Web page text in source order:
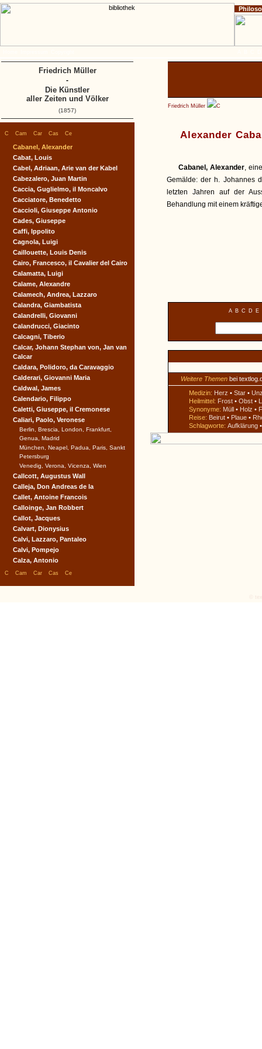
Friedrich Müller C
Alexander
Cabanel, Alexander,
Gemälde: der h. Johannes
letzten Jahren auf der
Behandlung mit einem
A B C D E
Weitere Themen bei
Medizin: Herz • Star •
Heilmittel: Frost • Obst •
Synonyme: Müll • Holz •
Reise: Beirut • Plaue •
Schlagworte: Aufklärung
C Cam Car Cas Ce
Cabanel, Alexander
Cabat, Louis
Cabel, Adriaan, Arie van der Kabel
Cabezalero, Juan Martin
Caccia, Guglielmo, il Moncalvo
Cacciatore, Benedetto
Caccioli, Giuseppe Antonio
Cades, Giuseppe
Caffi, Ippolito
Cagnola, Luigi
Caillouette, Louis Denis
Cairo, Francesco, il Cavalier del Cairo
Calamatta, Luigi
Calame, Alexandre
Calamech, Andrea, Lazzaro
Calandra, Giambatista
Calandrelli, Giovanni
Calandrucci, Giacinto
Calcagni, Tiberio
Calcar, Johann Stephan von, Jan van
Calcar
Caldara, Polidoro, da Caravaggio
Calderari, Giovanni Maria
Caldwal, James
Calendario, Filippo
Caletti, Giuseppe, il Cremonese
Caliari, Paolo, Veronese
Berlin, Brescia, London, Frankfurt,
Genua, Madrid
München, Neapel, Padua, Paris, Sankt
Petersburg
Venedig, Verona, Vicenza, Wien
Callcott, Augustus Wall
Calleja, Don Andreas de la
Callet, Antoine Francois
Calloinge, Jan Robbert
Callot, Jacques
Calvart, Dionysius
Calvi, Lazzaro, Pantaleo
Calvi, Pompejo
Calza, Antonio
C Cam Car Cas Ce
Friedrich Müller
-
Die Künstler
aller Zeiten und Völker
(1857)